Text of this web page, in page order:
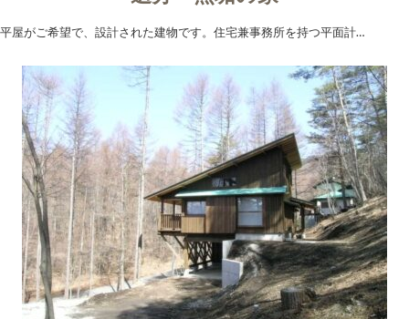
平屋がご希望で、設計された建物です。住宅兼事務所を持つ平面計…